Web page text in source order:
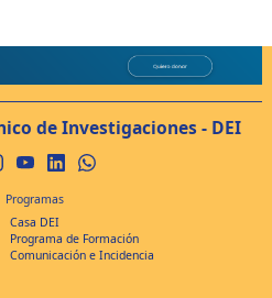
de Investigaciones - DEI
Programas
Casa DEI
Programa de Formación
Comunicación e Incidencia